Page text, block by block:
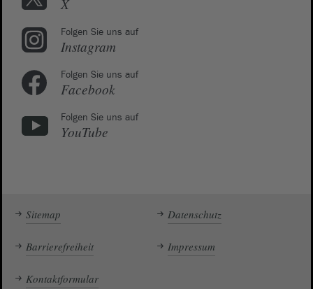
X
Folgen Sie uns auf
Instagram
Folgen Sie uns auf
Facebook
Folgen Sie uns auf
YouTube
Sitemap Datenschutz
Barrierefreiheit Impressum
Kontaktformular